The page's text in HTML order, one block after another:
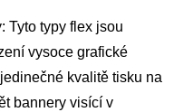
Tyto typy flex jsou
vysoce grafické
kvalitě tisku na
bannery visící v